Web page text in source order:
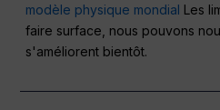
modèle physique mondial Les
faire surface, nous pouvons
s'améliorent bientôt.